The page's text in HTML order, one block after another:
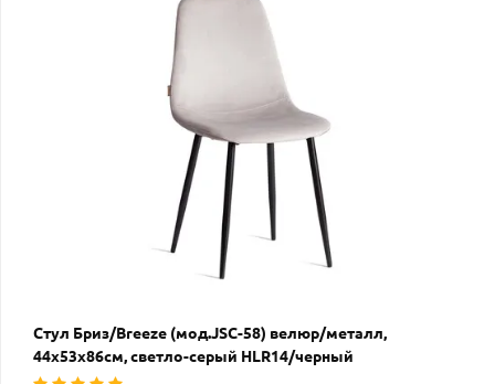
Стул Бриз/Breeze (мод.JSC-58) велюр/металл,
44х53х86см, светло-серый HLR14/черный